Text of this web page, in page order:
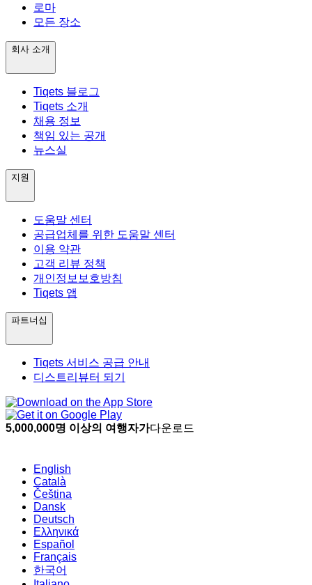
로마
모든 장소
회사 소개
Tiqets 블로그
Tiqets 소개
채용 정보
책임 있는 공개
뉴스실
지원
도움말 센터
공급업체를 위한 도움말 센터
이용 약관
고객 리뷰 정책
개인정보보호방침
Tiqets 앱
파트너십
Tiqets 서비스 공급 안내
디스트리뷰터 되기
5,000,000명 이상의 여행자가다운로드
English
Català
Čeština
Dansk
Deutsch
Ελληνικά
Español
Français
한국어